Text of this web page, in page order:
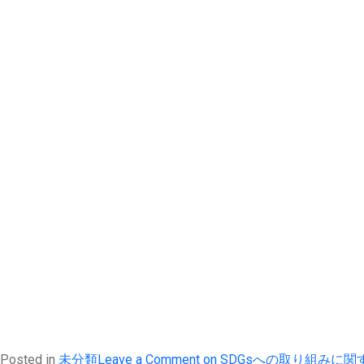
Posted in 未分類Leave a Comment on SDGsへの取り組みに関